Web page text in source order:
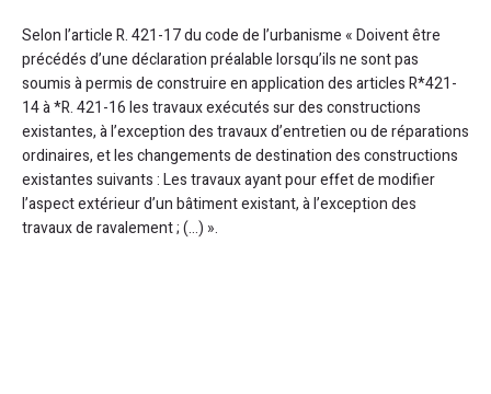
Selon l’article R. 421-17 du code de l’urbanisme « Doivent être
précédés d’une déclaration préalable lorsqu’ils ne sont pas
soumis à permis de construire en application des articles R*421-
14 à *R. 421-16 les travaux exécutés sur des constructions
existantes, à l’exception des travaux d’entretien ou de réparations
ordinaires, et les changements de destination des constructions
existantes suivants : Les travaux ayant pour effet de modifier
l’aspect extérieur d’un bâtiment existant, à l’exception des
travaux de ravalement ; (…) ».